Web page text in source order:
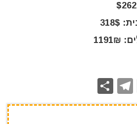
W
h
T
el
h